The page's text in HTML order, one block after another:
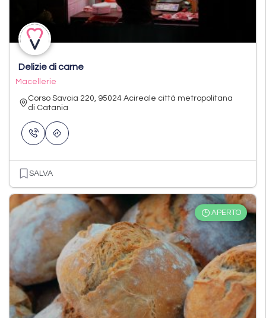
Delizie di carne
Macellerie
Corso Savoia 220, 95024 Acireale città metropolitana
di Catania
SALVA
APERTO